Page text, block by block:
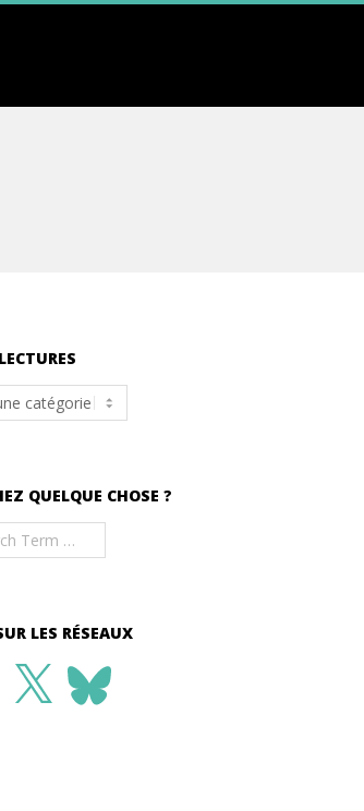
QUELQUE CHOSE ?
LES RÉSEAUX
Bluesky